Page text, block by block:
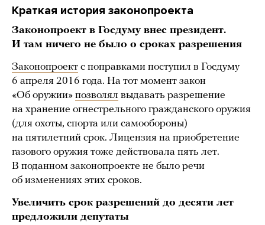
Краткая история законопроекта
Законопроект в Госдуму внес президент.
И там ничего не было о сроках разрешения
Законопроект с поправками поступил в Госдуму
6 апреля 2016 года. На тот момент закон
«Об оружии» позволял выдавать разрешение
на хранение огнестрельного гражданского оружия
(для охоты, спорта или самообороны)
на пятилетний срок. Лицензия на приобретение
газового оружия тоже действовала пять лет.
В поданном законопроекте не было речи
об изменениях этих сроков.
Увеличить срок разрешений до десяти лет
предложили депутаты